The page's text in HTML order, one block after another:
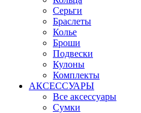
Серьги
Браслеты
Колье
Броши
Подвески
Кулоны
Комплекты
АКСЕССУАРЫ
Все аксессуары
Сумки